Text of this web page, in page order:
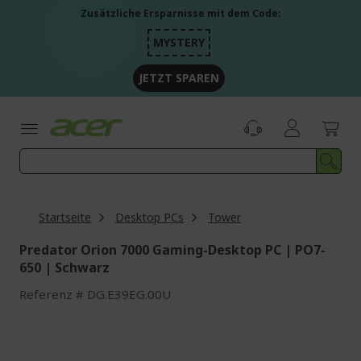
Zusätzliche Ersparnisse mit dem Code:
MYSTERY
JETZT SPAREN
Startseite Desktop PCs Tower
Predator Orion 7000 Gaming-Desktop PC | PO7-
650 | Schwarz
Referenz DG.E39EG.00U